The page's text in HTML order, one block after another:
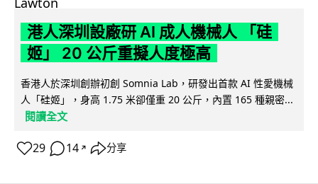
港人深圳設廠研 AI 成人機械人 「硅
姬」 20 公斤重擬人度極高
香港人於深圳創辦初創 Somnia Lab，研發出首款 AI 性愛機械
人「硅姬」，身高 1.75 米卻僅重 20 公斤，內置 165 種親密...
閱讀全文
29 14 ↗ 分享